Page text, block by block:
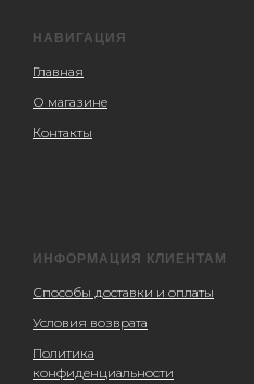
НАВИГАЦИЯ
Главная
О магазине
Контакты
ИНФОРМАЦИЯ КЛИЕНТАМ
Способы доставки и оплаты
Условия возврата
Политика
конфиденциальности